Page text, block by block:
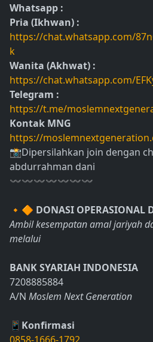
Whatsapp :
Pria (Ikhwan) :
https://chat.whatsapp.com/
k
Wanita (Akhwat) :
https://chat.whatsapp.com/
Telegram :
https://t.me/
Kontak MNG
https://
📸Dipersilahkan join dengan
abdurrahman dani
〰〰〰〰〰〰〰
🔸🔶 DONASI OPERASIONAL
Ambil kesempatan amal jariyah
melalui
BANK SYARIAH INDONESIA
7208885884
A/N Moslem Next Generation
📱Konfirmasi